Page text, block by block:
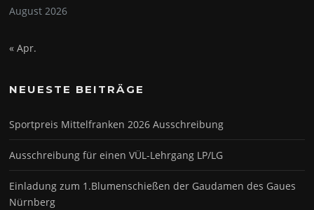
August 2026
« Apr.
NEUESTE BEITRÄGE
Sportpreis Mittelfranken 2026 Ausschreibung
Ausschreibung für einen VÜL-Lehrgang LP/LG
Einladung zum 1.Blumenschießen der Gaudamen des Gaues
Nürnberg